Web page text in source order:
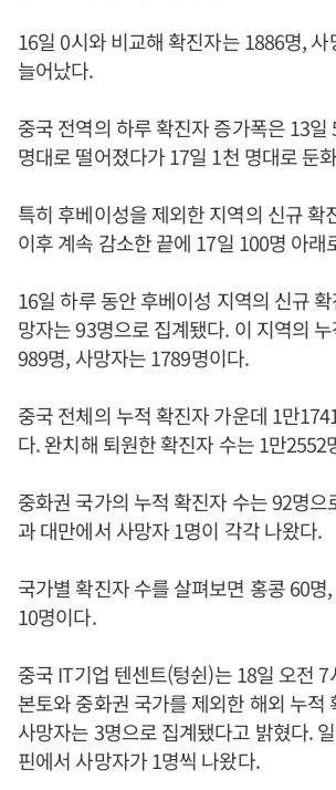
16일 0시와 비교해 확진자는 1886명,
늘어났다.
중국 전역의 하루 확진자 증가폭은 13일
명대로 떨어졌다가 17일 1천 명대로 둔
특히 후베이성을 제외한 지역의 신규 확
이후 계속 감소한 끝에 17일 100명 아래
16일 하루 동안 후베이성 지역의 신규
망자는 93명으로 집계됐다. 이 지역의
989명, 사망자는 1789명이다.
중국 전체의 누적 확진자 가운데 1만
다. 완치해 퇴원한 확진자 수는 1만2552
중화권 국가의 누적 확진자 수는 92명으
과 대만에서 사망자 1명이 각각 나왔다.
국가별 확진자 수를 살펴보면 홍콩 60명
10명이다.
중국 IT기업 텐센트(텅쉰)는 18일 오전
본토와 중화권 국가를 제외한 해외 누적
사망자는 3명으로 집계됐다고 밝혔다.
핀에서 사망자가 1명씩 나왔다.